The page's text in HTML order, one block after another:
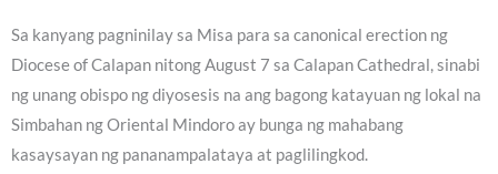
Sa kanyang pagninilay sa Misa para sa canonical erection ng
Diocese of Calapan nitong August 7 sa Calapan Cathedral, sinabi
ng unang obispo ng diyosesis na ang bagong katayuan ng lokal na
Simbahan ng Oriental Mindoro ay bunga ng mahabang
kasaysayan ng pananampalataya at paglilingkod.